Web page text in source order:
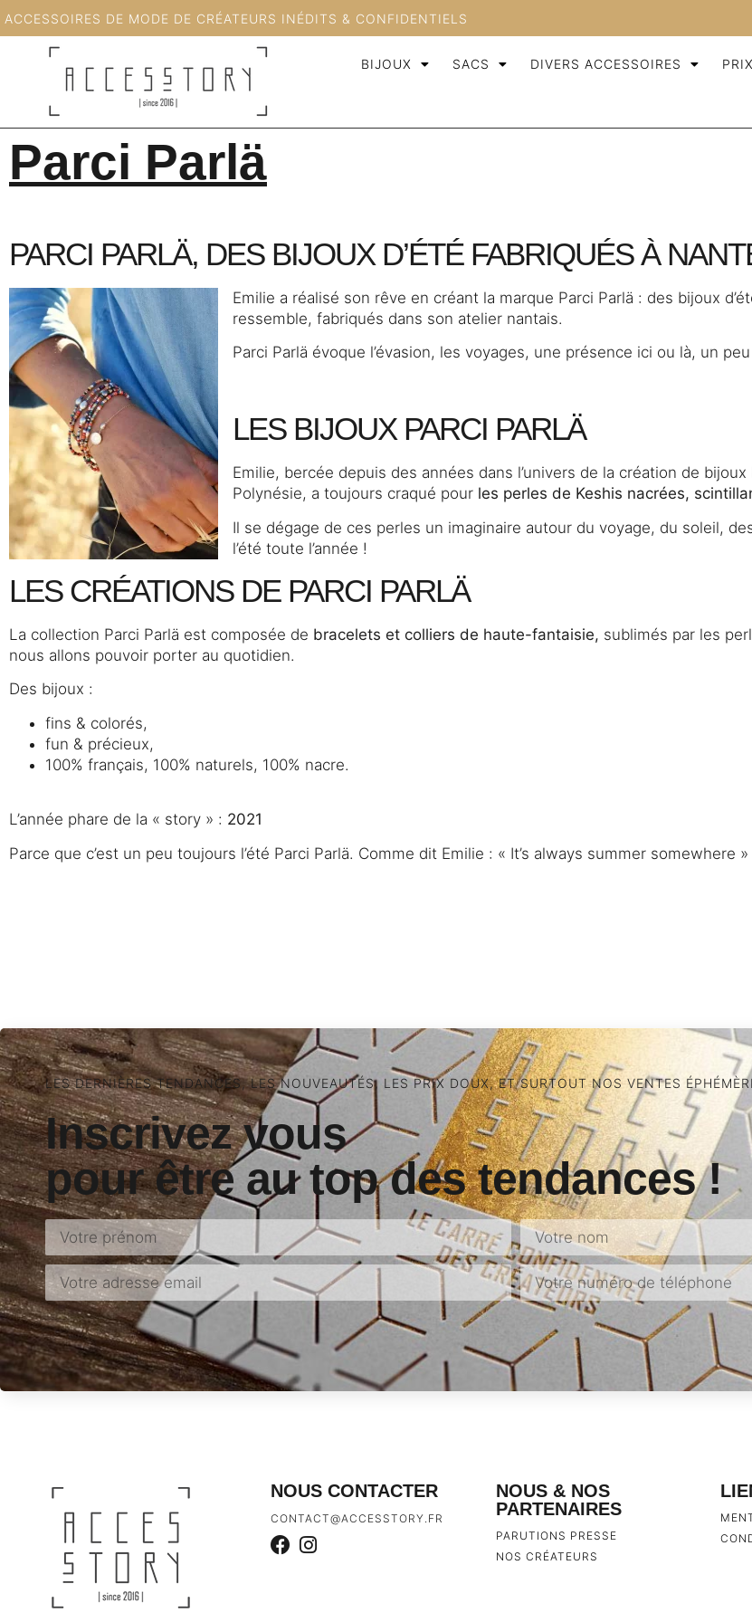
ACCESSOIRES DE MODE DE CRÉATEURS INÉDITS & CONFIDENTIELS
BIJOUX SACS DIVERS ACCESSOIRES
Parci Parlä
PARCI PARLÄ, DES BIJOUX D’ÉTÉ FABRIQUÉS À
Emilie a réalisé son rêve en créant la marque Parci Parlä : des bijoux
ressemble, fabriqués dans son atelier nantais.
Parci Parlä évoque l’évasion, les voyages, une présence ici ou là, un
LES BIJOUX PARCI PARLÄ
Emilie, bercée depuis des années dans l’univers de la création de
Polynésie, a toujours craqué pour les perles de Keshis nacrées,
Il se dégage de ces perles un imaginaire autour du voyage, du soleil,
l’été toute l’année !
LES CRÉATIONS DE PARCI PARLÄ
La collection Parci Parlä est composée de bracelets et colliers de haute-fantaisie, sublimés par les
nous allons pouvoir porter au quotidien.
Des bijoux :
fins & colorés,
fun & précieux,
100% français, 100% naturels, 100% nacre.
L’année phare de la « story » : 2021
Parce que c’est un peu toujours l’été Parci Parlä. Comme dit Emilie : « It’s always summer somewhere »
LES DERNIÈRES TENDANCES, LES NOUVEAUTÉS, LES PRIX DOUX, ET SURTOUT NOS VENTES
Inscrivez vous
pour être au top des tendances !
NOUS CONTACTER
CONTACT@ACCESSTORY.FR
NOUS & NOS
PARTENAIRES
PARUTIONS PRESSE
NOS CRÉATEURS